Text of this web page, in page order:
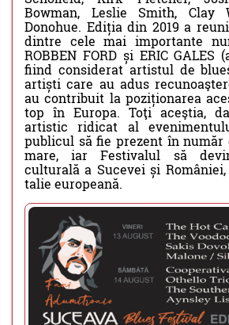
Bowman, Leslie Smith, Clay
Donohue. Ediția din 2019 a
dintre cele mai importante
ROBBEN FORD și ERIC GALES
fiind considerat artistul de
artiști care au adus
au contribuit la poziționarea
top în Europa. Toţi aceştia,
artistic ridicat al
publicul să fie prezent în
mare, iar Festivalul să
culturală a Sucevei și
talie europeană.